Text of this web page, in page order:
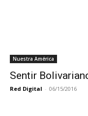
Nuestra América
Sentir
Red Digital - 06/15/2016